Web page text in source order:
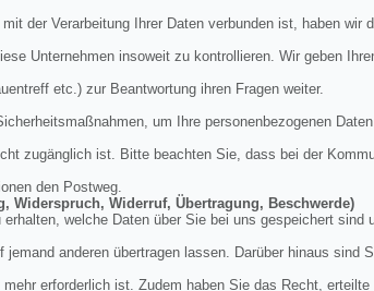
der Verarbeitung Ihrer Daten verbunden ist, haben wir
Unternehmen insoweit zu kontrollieren. Wir geben
etc.) zur Beantwortung ihren Fragen weiter.
um Ihre personenbezogenen
zugänglich ist. Bitte beachten Sie, dass bei der
den Postweg.
Widerspruch, Widerruf, Übertragung, Beschwerde)
welche Daten über Sie bei uns gespeichert sind
anderen übertragen lassen. Darüber hinaus sind
erforderlich ist. Zudem haben Sie das Recht,